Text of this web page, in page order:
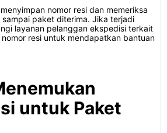
nomor resi dan memeriksa
paket diterima. Jika terjadi
layanan pelanggan ekspedisi terkait
resi untuk mendapatkan bantuan
untuk Paket